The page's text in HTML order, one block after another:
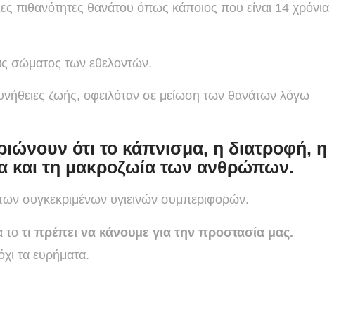
πιθανότητες θανάτου όπως κάποιος που είναι 14 χρόνια
σώματος των εθελοντών.
ζωής, οφειλόταν σε μείωση των θανάτων λόγω
ότι το κάπνισμα, η διατροφή, η
και τη μακροζωία των ανθρώπων.
συγκεκριμένων υγιεινών συμπεριφορών.
το τι πρέπει να κάνουμε για την προστασία μας.
τα ευρήματα.